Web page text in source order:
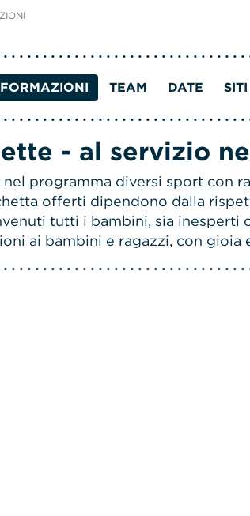
TEAM DATE SITI
- al servizio
programma diversi sport con
offerti dipendono dalla
tutti i bambini, sia inesperti
ai bambini e ragazzi, con gioia